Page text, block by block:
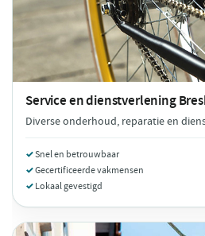
Service en dienstverlening
Diverse onderhoud, reparatie en
Snel en betrouwbaar
Gecertificeerde vakmensen
Lokaal gevestigd